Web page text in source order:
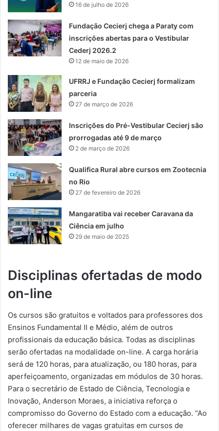
16 de julho de 2026
Fundação Cecierj chega a Paraty com
inscrições abertas para o Vestibular
Cederj 2026.2
12 de maio de 2026
UFRRJ e Fundação Cecierj formalizam
parceria
27 de março de 2026
Inscrições do Pré-Vestibular Cecierj são
prorrogadas até 9 de março
2 de março de 2026
Qualifica Rural abre cursos em Zootecnia
no Rio
27 de fevereiro de 2026
Mangaratiba vai receber Caravana da
Ciência em julho
29 de maio de 2025
Disciplinas ofertadas de modo
on-line
Os cursos são gratuitos e voltados para professores dos
Ensinos Fundamental II e Médio, além de outros
profissionais da educação básica. Todas as disciplinas
serão ofertadas na modalidade on-line. A carga horária
será de 120 horas, para atualização, ou 180 horas, para
aperfeiçoamento, organizadas em módulos de 30 horas.
Para o secretário de Estado de Ciência, Tecnologia e
Inovação, Anderson Moraes, a iniciativa reforça o
compromisso do Governo do Estado com a educação. “Ao
oferecer milhares de vagas gratuitas em cursos de